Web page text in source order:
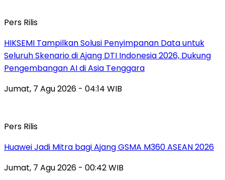
Pers Rilis
HIKSEMI Tampilkan Solusi Penyimpanan Data untuk
Seluruh Skenario di Ajang DTI Indonesia 2026, Dukung
Pengembangan AI di Asia Tenggara
Jumat, 7 Agu 2026 - 04:14 WIB
Pers Rilis
Huawei Jadi Mitra bagi Ajang GSMA M360 ASEAN 2026
Jumat, 7 Agu 2026 - 00:42 WIB